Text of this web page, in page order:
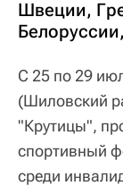
Швеции,
С 25 по 29
(Шиловский
"Крутицы",
спортивный
среди